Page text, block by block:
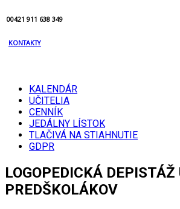
00421 911 638 349
KONTAKTY
KALENDÁR
UČITELIA
CENNÍK
JEDÁLNY LÍSTOK
TLAČIVÁ NA STIAHNUTIE
GDPR
LOGOPEDICKÁ DEPISTÁŽ
PREDŠKOLÁKOV